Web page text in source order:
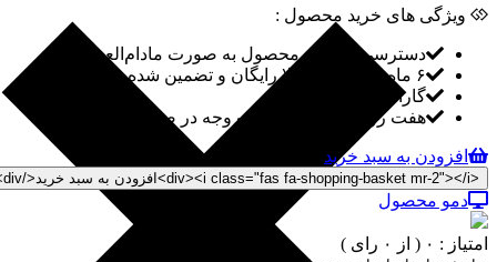
ویژگی های خرید محصول :
دسترسی به فایل محصول به صورت مادام‌العمر
۶ ماه پشتیبانی کاملا رایگان و تضمین شده
گارانتی کیفیت
هفت روز ضمانت بازگشت وجه در صورت خرابی لینک
افزودن به سبد خرید
دمو محصول
امتیاز : ۰ ( از ۰ رای )